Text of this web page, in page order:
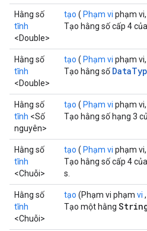
Hằng số
tĩnh
<Double>
tạo ( Phạm vi phạm
Tạo hằng số cấp 4
Hằng số
tĩnh
<Double>
tạo ( Phạm vi phạm
Tạo hằng số
Hằng số
tĩnh <Số
nguyên>
tạo ( Phạm vi phạm
Tạo hằng số hạng 3
Hằng số
tĩnh
<Chuỗi>
tạo ( Phạm vi phạm
Tạo hằng số cấp 4
s.
Hằng số
tĩnh
<Chuỗi>
tạo (Phạm vi phạm vi
Tạo một hằng